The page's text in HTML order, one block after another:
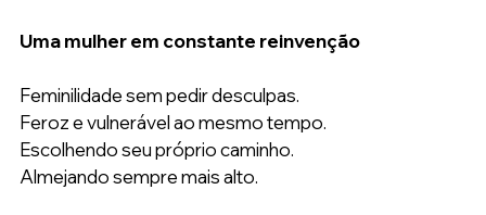
Uma mulher em constante reinvenção
Feminilidade sem pedir desculpas.
Feroz e vulnerável ao mesmo tempo.
Escolhendo seu próprio caminho.
Almejando sempre mais alto.